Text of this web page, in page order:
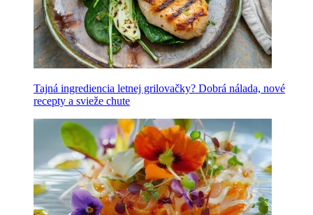
Tajná ingrediencia letnej grilovačky? Dobrá nálada, nové
recepty a svieže chute